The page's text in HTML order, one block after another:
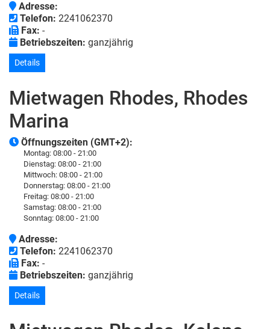
Adresse:
Telefon: 2241062370
Fax: -
Betriebszeiten: ganzjährig
Details
Mietwagen Rhodes, Rhodes
Marina
Öffnungszeiten (GMT+2):
Montag: 08:00 - 21:00
Dienstag: 08:00 - 21:00
Mittwoch: 08:00 - 21:00
Donnerstag: 08:00 - 21:00
Freitag: 08:00 - 21:00
Samstag: 08:00 - 21:00
Sonntag: 08:00 - 21:00
Adresse:
Telefon: 2241062370
Fax: -
Betriebszeiten: ganzjährig
Details